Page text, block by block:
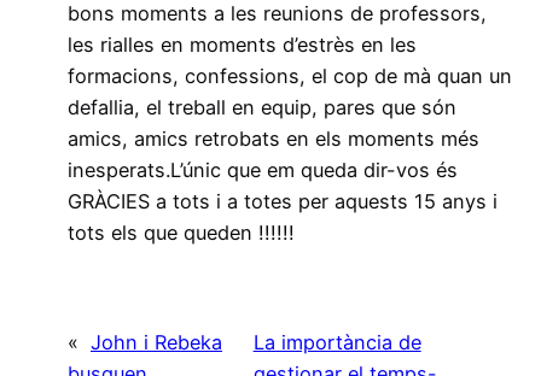
bons moments a les reunions de professors,
les rialles en moments d’estrès en les
formacions, confessions, el cop de mà quan un
defallia, el treball en equip, pares que són
amics, amics retrobats en els moments més
inesperats.L’únic que em queda dir-vos és
GRÀCIES a tots i a totes per aquests 15 anys i
tots els que queden !!!!!!
« John i Rebeka
La importància de